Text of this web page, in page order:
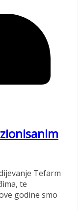
Tefarm
te
godine smo